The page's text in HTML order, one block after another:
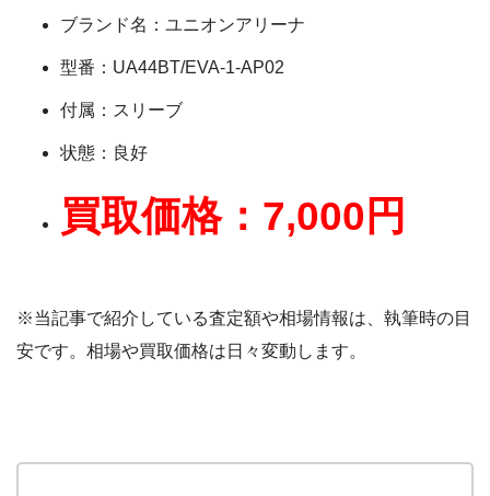
ブランド名：ユニオンアリーナ
型番：UA44BT/EVA-1-AP02
付属：スリーブ
状態：良好
買取価格：7,000円
※当記事で紹介している査定額や相場情報は、執筆時の目
安です。相場や買取価格は日々変動します。